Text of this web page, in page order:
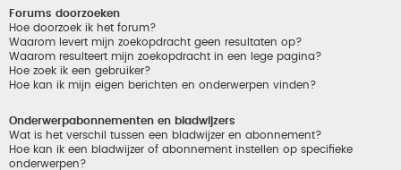
Forums doorzoeken
Hoe doorzoek ik het forum?
Waarom levert mijn zoekopdracht geen resultaten op?
Waarom resulteert mijn zoekopdracht in een lege pagina?
Hoe zoek ik een gebruiker?
Hoe kan ik mijn eigen berichten en onderwerpen vinden?
Onderwerpabonnementen en bladwijzers
Wat is het verschil tussen een bladwijzer en abonnement?
Hoe kan ik een bladwijzer of abonnement instellen op specifieke
onderwerpen?